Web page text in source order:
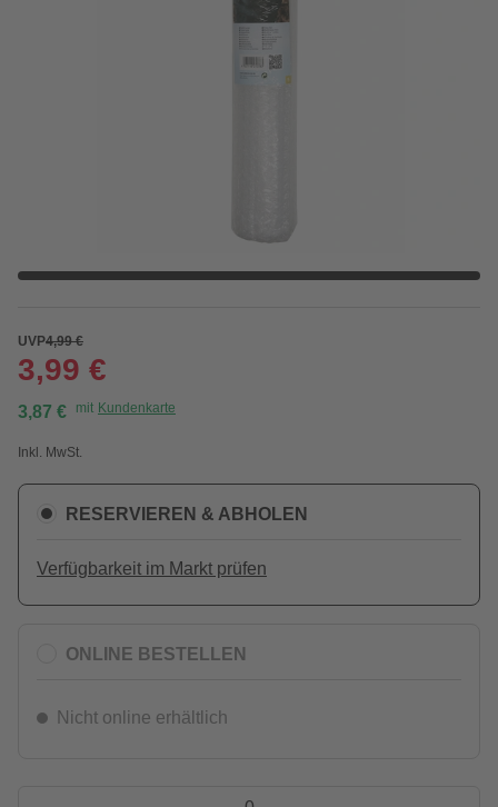
UVP4,99 €
3,99 €
3,87 € mit Kundenkarte
Inkl. MwSt.
RESERVIEREN & ABHOLEN
Verfügbarkeit im Markt prüfen
ONLINE BESTELLEN
Nicht online erhältlich